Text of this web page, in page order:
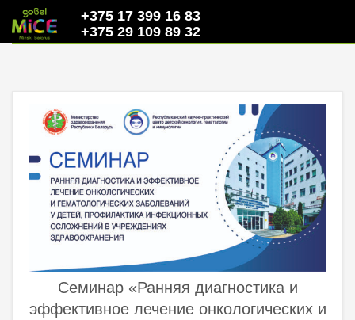
+375 17 399 16 83
+375 29 109 89 32
Семинар «Ранняя диагностика и
эффективное лечение онкологических и